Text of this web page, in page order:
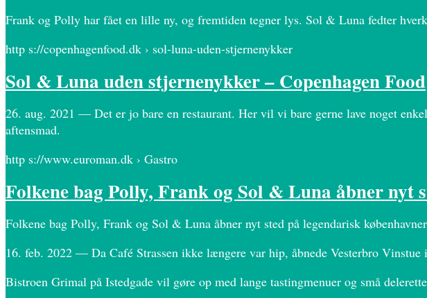
Frank og Polly har fået en lille ny, og fremtiden tegner lys. Sol & Luna fedter
http s://copenhagenfood.dk › sol-luna-uden-stjernenykker
Sol & Luna uden stjernenykker – Copenhagen Food
26. aug. 2021 — Det er jo bare en restaurant. Her vil vi bare gerne lave noget
aftensmad.
http s://www.euroman.dk › Gastro
Folkene bag Polly, Frank og Sol & Luna åbner nyt
Folkene bag Polly, Frank og Sol & Luna åbner nyt sted på legendarisk
16. feb. 2022 — Da Café Strassen ikke længere var hip, åbnede Vesterbro Vinstue
Bistroen Grimal på Istedgade vil gøre op med lange tastingmenuer og små